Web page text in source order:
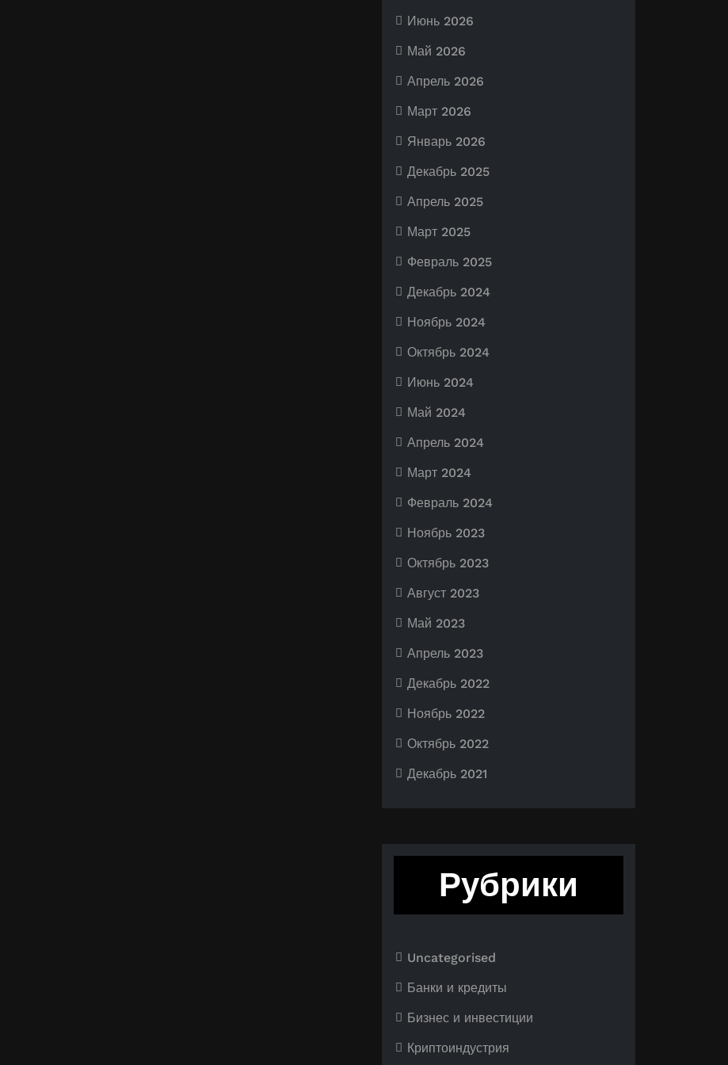
Июнь 2026
Май 2026
Апрель 2026
Март 2026
Январь 2026
Декабрь 2025
Апрель 2025
Март 2025
Февраль 2025
Декабрь 2024
Ноябрь 2024
Октябрь 2024
Июнь 2024
Май 2024
Апрель 2024
Март 2024
Февраль 2024
Ноябрь 2023
Октябрь 2023
Август 2023
Май 2023
Апрель 2023
Декабрь 2022
Ноябрь 2022
Октябрь 2022
Декабрь 2021
Рубрики
Uncategorised
Банки и кредиты
Бизнес и инвестиции
Криптоиндустрия